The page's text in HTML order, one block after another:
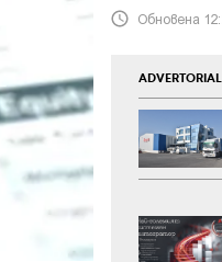
Обновена
ADVERTORIAL